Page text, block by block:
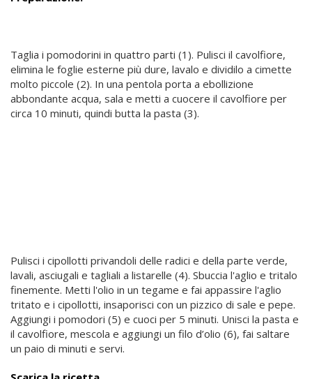
Taglia i pomodorini in quattro parti (1). Pulisci il cavolfiore,
elimina le foglie esterne più dure, lavalo e dividilo a cimette
molto piccole (2). In una pentola porta a ebollizione
abbondante acqua, sala e metti a cuocere il cavolfiore per
circa 10 minuti, quindi butta la pasta (3).
Pulisci i cipollotti privandoli delle radici e della parte verde,
lavali, asciugali e tagliali a listarelle (4). Sbuccia l'aglio e tritalo
finemente. Metti l'olio in un tegame e fai appassire l'aglio
tritato e i cipollotti, insaporisci con un pizzico di sale e pepe.
Aggiungi i pomodori (5) e cuoci per 5 minuti. Unisci la pasta e
il cavolfiore, mescola e aggiungi un filo d’olio (6), fai saltare
un paio di minuti e servi.